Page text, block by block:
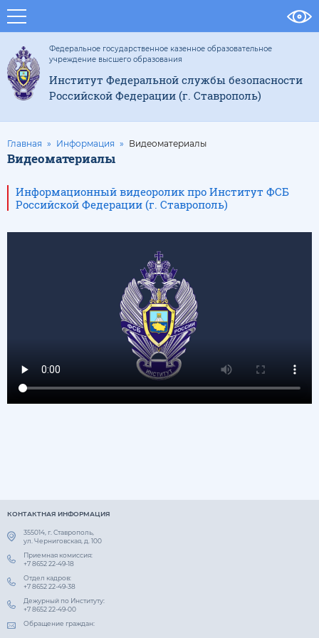
Федеральное государственное казенное образовательное
учреждение высшего образования
Институт Федеральной службы безопасности
Российской Федерации (г. Ставрополь)
Главная Информация Видеоматериалы
Видеоматериалы
Информационный видеоролик про Институт ФСБ
Российской Федерации (г. Ставрополь)
КОНТАКТНАЯ ИНФОРМАЦИЯ
355014, г. Ставрополь,
ул. Черниговская, д. 100
Приемная комиссия:
+7 8652 22-49-18
Отдел кадров:
+7 8652 22-49-38
Дежурный по Институту:
+7 8652 22-49-00
Обращение граждан: